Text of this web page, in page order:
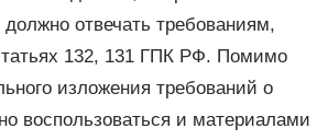
должно отвечать требованиям,
132, 131 ГПК РФ. Помимо
изложения требований о
воспользоваться и материалами